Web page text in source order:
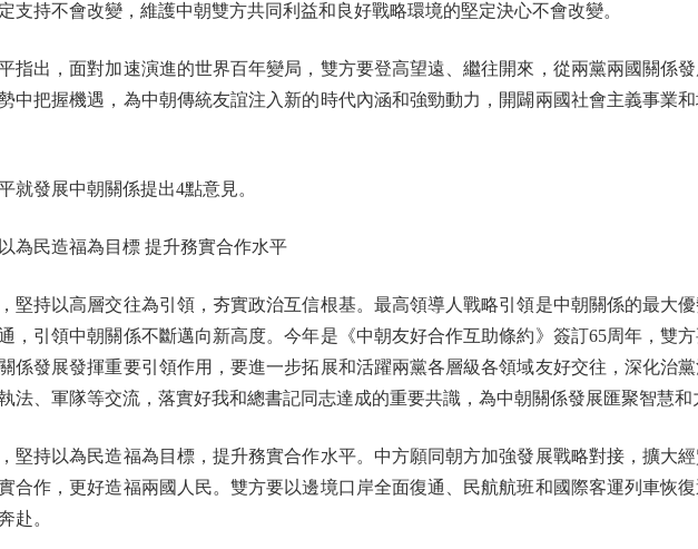
支持不會改變，維護中朝雙方共同利益和良好戰略環境的堅定決心不會改變。
出，面對加速演進的世界百年變局，雙方要登高望遠、繼往開來，從兩黨兩國關係發
中把握機遇，為中朝傳統友誼注入新的時代內涵和強勁動力，開闢兩國社會主義事業
發展中朝關係提出4點意見。
民造福為目標 提升務實合作水平
持以高層交往為引領，夯實政治互信根基。最高領導人戰略引領是中朝關係的最大
，引領中朝關係不斷邁向新高度。今年是《中朝友好合作互助條約》簽訂65周年，雙
係發展發揮重要引領作用，要進一步拓展和活躍兩黨各層級各領域友好交往，深化治
法、軍隊等交流，落實好我和總書記同志達成的重要共識，為中朝關係發展匯聚智慧和
持以為民造福為目標，提升務實合作水平。中方願同朝方加強發展戰略對接，擴大經
合作，更好造福兩國人民。雙方要以邊境口岸全面復通、民航航班和國際客運列車恢
赴。